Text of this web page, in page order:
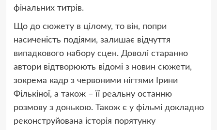
фінальних титрів.
Що до сюжету в цілому, то він, попри
насиченість подіями, залишає відчуття
випадкового набору сцен. Доволі старанно
автори відтворюють відомі з новин сюжети,
зокрема кадр з червоними нігтями Ірини
Фількіної, а також – її реальну останню
розмову з донькою. Також є у фільмі докладно
реконструйована історія порятунку